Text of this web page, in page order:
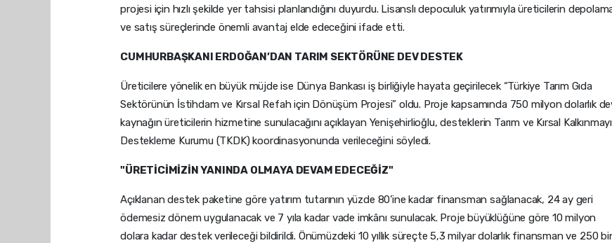
projesi için hızlı şekilde yer tahsisi planlandığını duyurdu. Lisanslı depoculuk yatırımıyla üreticilerin
ve satış süreçlerinde önemli avantaj elde edeceğini ifade etti.
CUMHURBAŞKANI ERDOĞAN’DAN TARIM SEKTÖRÜNE DEV DESTEK
Üreticilere yönelik en büyük müjde ise Dünya Bankası iş birliğiyle hayata geçirilecek “Türkiye Tarım Gıda
Sektörünün İstihdam ve Kırsal Refah için Dönüşüm Projesi” oldu. Proje kapsamında 750 milyon dolarlık
kaynağın üreticilerin hizmetine sunulacağını açıklayan Yenişehirlioğlu, desteklerin Tarım ve Kırsal Kalkınmayı
Destekleme Kurumu (TKDK) koordinasyonunda verileceğini söyledi.
"ÜRETİCİMİZİN YANINDA OLMAYA DEVAM EDECEĞİZ"
Açıklanan destek paketine göre yatırım tutarının yüzde 80’ine kadar finansman sağlanacak, 24 ay geri
ödemesiz dönem uygulanacak ve 7 yıla kadar vade imkânı sunulacak. Proje büyüklüğüne göre 10 milyon
dolara kadar destek verileceği bildirildi. Önümüzdeki 10 yıllık süreçte 5,3 milyar dolarlık finansman ve 250